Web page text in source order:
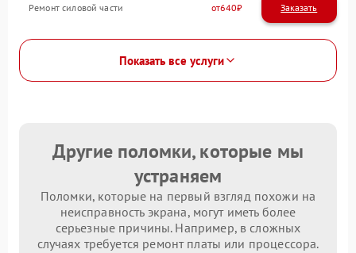
Ремонт силовой части 640
Показать все услуги
Другие поломки, которые мы
устраняем
Поломки, которые на первый взгляд похожи на
неисправность экрана, могут иметь более
серьезные причины. Например, в сложных
случаях требуется ремонт платы или процессора.